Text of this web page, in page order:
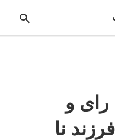
رای و
نا